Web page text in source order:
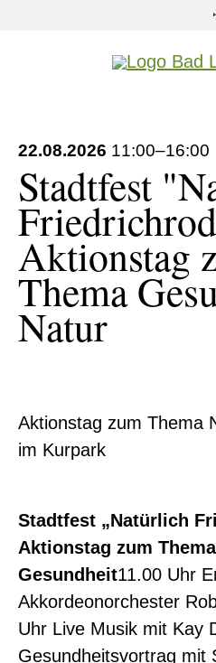
22.08.2026 11:00–16:00
Stadtfest
Aktionstag
Thema
Natur
Aktionstag zum Thema
im Kurpark
Stadtfest „Natürlich
Aktionstag zum
Gesundheit11.00 Uhr
Akkordeonorchester
Uhr Live Musik mit Kay
Gesundheitsvortrag mit